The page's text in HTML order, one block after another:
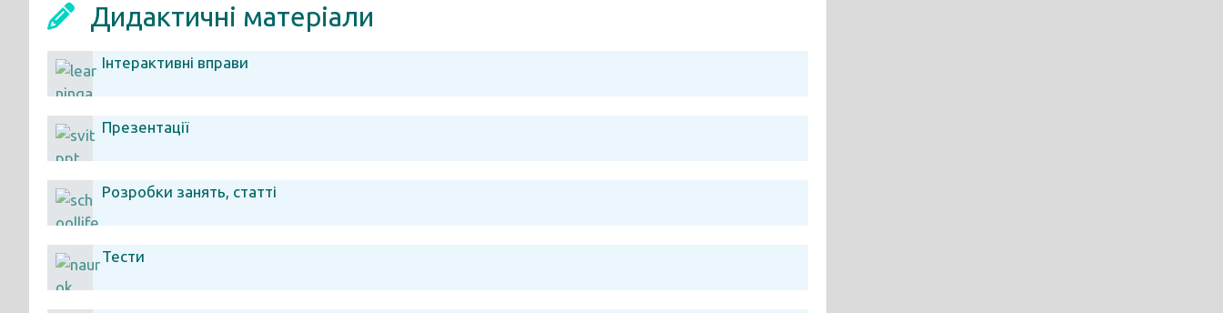
Дидактичні матеріали
Інтерактивні вправи
Презентації
Розробки занять, статті
Тести